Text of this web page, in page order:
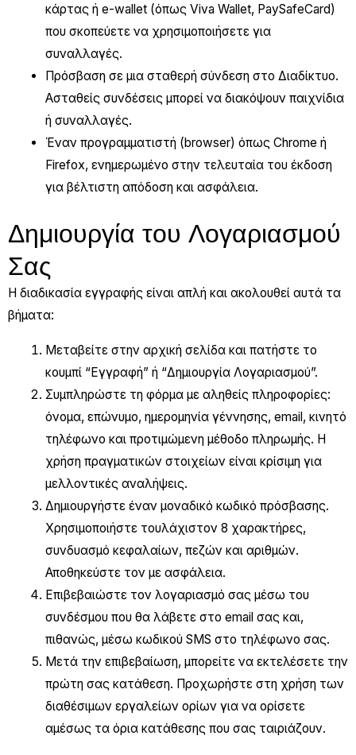
κάρτας ή e-wallet (όπως Viva Wallet, PaySafeCard)
που σκοπεύετε να χρησιμοποιήσετε για
συναλλαγές.
Πρόσβαση σε μια σταθερή σύνδεση στο Διαδίκτυο.
Ασταθείς συνδέσεις μπορεί να διακόψουν παιχνίδια
ή συναλλαγές.
Έναν προγραμματιστή (browser) όπως Chrome ή
Firefox, ενημερωμένο στην τελευταία του έκδοση
για βέλτιστη απόδοση και ασφάλεια.
Δημιουργία του Λογαριασμού
Σας
Η διαδικασία εγγραφής είναι απλή και ακολουθεί αυτά τα
βήματα:
Μεταβείτε στην αρχική σελίδα και πατήστε το
κουμπί “Εγγραφή” ή “Δημιουργία Λογαριασμού”.
Συμπληρώστε τη φόρμα με αληθείς πληροφορίες:
όνομα, επώνυμο, ημερομηνία γέννησης, email, κινητό
τηλέφωνο και προτιμώμενη μέθοδο πληρωμής. Η
χρήση πραγματικών στοιχείων είναι κρίσιμη για
μελλοντικές αναλήψεις.
Δημιουργήστε έναν μοναδικό κωδικό πρόσβασης.
Χρησιμοποιήστε τουλάχιστον 8 χαρακτήρες,
συνδυασμό κεφαλαίων, πεζών και αριθμών.
Αποθηκεύστε τον με ασφάλεια.
Επιβεβαιώστε τον λογαριασμό σας μέσω του
συνδέσμου που θα λάβετε στο email σας και,
πιθανώς, μέσω κωδικού SMS στο τηλέφωνο σας.
Μετά την επιβεβαίωση, μπορείτε να εκτελέσετε την
πρώτη σας κατάθεση. Προχωρήστε στη χρήση των
διαθέσιμων εργαλείων ορίων για να ορίσετε
αμέσως τα όρια κατάθεσης που σας ταιριάζουν.